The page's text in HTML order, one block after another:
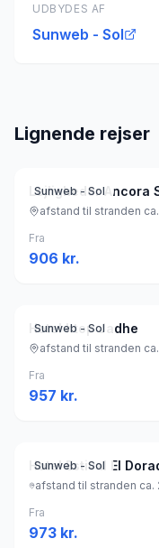
UDBYDES AF
Sunweb - Sol
Lignende rejser
Sunweb - Sol
Lejligheder Ancora
afstand til stranden
Fra
906 kr.
Sunweb - Sol
Hotel htop Jadhe
afstand til stranden
Fra
957 kr.
Sunweb - Sol
Hotel Estival El
Fra
973 kr.